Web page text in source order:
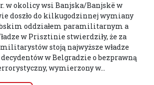
w okolicy wsi Banjska/Banjskë w
doszło do kilkugodzinnej wymiany
oddziałem paramilitarnym a
w Prisztinie stwierdziły, że za
stoją najwyższe władze
w Belgradzie o bezprawną
wymierzony w...